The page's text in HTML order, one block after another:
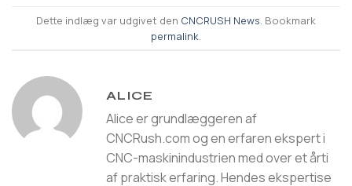
Dette indlæg var udgivet den CNCRUSH News. Bookmark
permalink.
ALICE
Alice er grundlæggeren af
CNCRush.com og en erfaren ekspert i
CNC-maskinindustrien med over et årti
af praktisk erfaring. Hendes ekspertise